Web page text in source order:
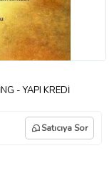
- YAPI KREDİ
Satıcıya Sor